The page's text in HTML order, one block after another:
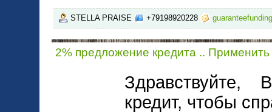
STELLA PRAISE +79198920228
2% предложение кредита .. Применить
Здравствуйте,
кредит, чтобы